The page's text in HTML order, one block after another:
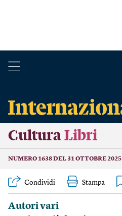
Cultura Libri
NUMERO 1638 DEL 31 OTTOBRE 2025
Condividi Stampa
Autori vari